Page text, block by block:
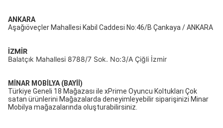
ANKARA
Aşağıöveçler Mahallesi Kabil Caddesi No:46/B Çankaya / ANKARA
İZMİR
Balatçık Mahallesi 8788/7 Sok. No:3/A Çiğli İzmir
MİNAR MOBİLYA (BAYİİ)
Türkiye Geneli 18 Mağazası ile xPrime Oyuncu Koltukları Çok
satan ürünlerini Mağazalarda deneyimleyebilir siparişinizi Minar
Mobilya mağazalarında oluşturabilirsiniz.